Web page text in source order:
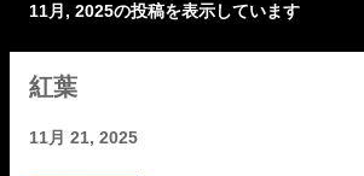
11月, 2025の投稿を表示しています
紅葉
11月 21, 2025